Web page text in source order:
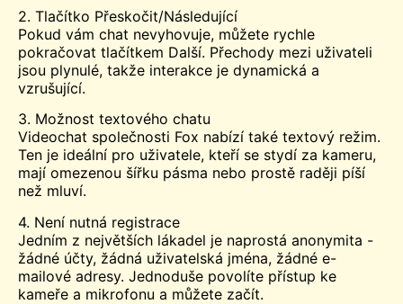
2. Tlačítko Přeskočit/Následující
Pokud vám chat nevyhovuje, můžete rychle
pokračovat tlačítkem Další. Přechody mezi uživateli
jsou plynulé, takže interakce je dynamická a
vzrušující.
3. Možnost textového chatu
Videochat společnosti Fox nabízí také textový režim.
Ten je ideální pro uživatele, kteří se stydí za kameru,
mají omezenou šířku pásma nebo prostě raději píší
než mluví.
4. Není nutná registrace
Jedním z největších lákadel je naprostá anonymita -
žádné účty, žádná uživatelská jména, žádné e-
mailové adresy. Jednoduše povolíte přístup ke
kameře a mikrofonu a můžete začít.